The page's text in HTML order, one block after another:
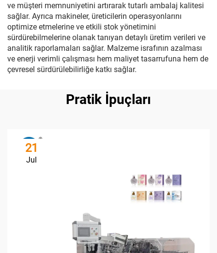
ve müşteri memnuniyetini artırarak tutarlı ambalaj kalitesi
sağlar. Ayrıca makineler, üreticilerin operasyonlarını
optimize etmelerine ve etkili stok yönetimini
sürdürebilmelerine olanak tanıyan detaylı üretim verileri ve
analitik raporlamaları sağlar. Malzeme israfının azalması
ve enerji verimli çalışması hem maliyet tasarrufuna hem de
çevresel sürdürülebilirliğe katkı sağlar.
Pratik İpuçları
21
Jul